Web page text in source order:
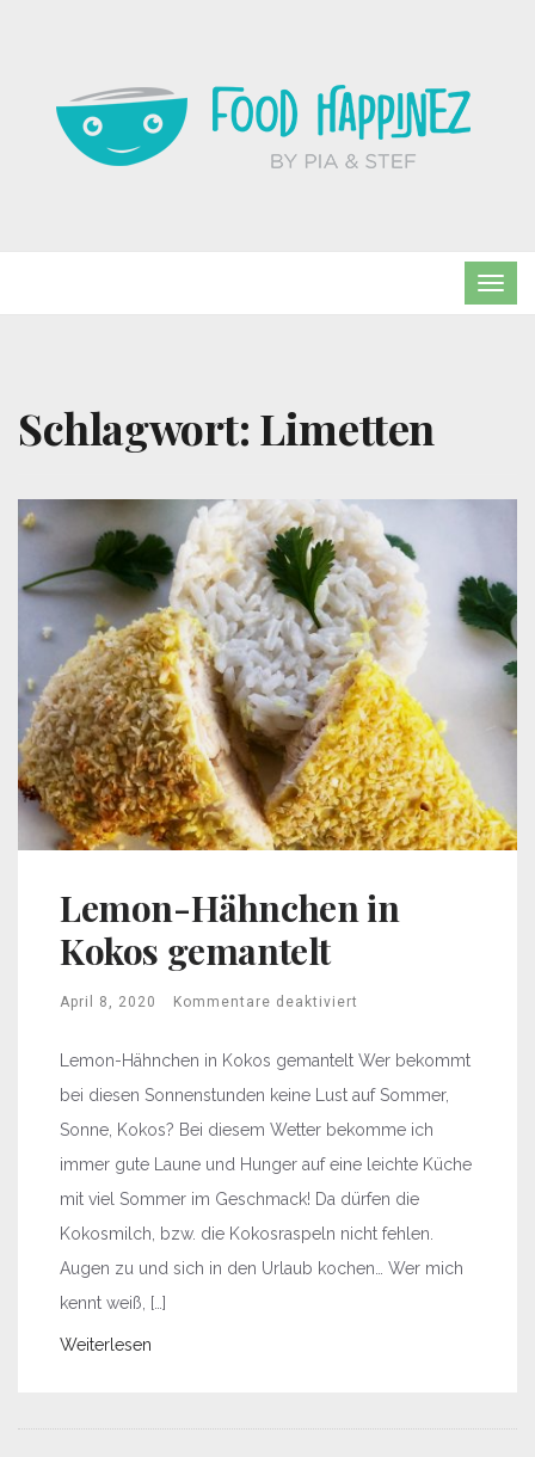
Schlagwort: Limetten
Lemon-Hähnchen in
Kokos gemantelt
April 8, 2020 Kommentare deaktiviert
Lemon-Hähnchen in Kokos gemantelt Wer bekommt
bei diesen Sonnenstunden keine Lust auf Sommer,
Sonne, Kokos? Bei diesem Wetter bekomme ich
immer gute Laune und Hunger auf eine leichte Küche
mit viel Sommer im Geschmack! Da dürfen die
Kokosmilch, bzw. die Kokosraspeln nicht fehlen.
Augen zu und sich in den Urlaub kochen… Wer mich
kennt weiß, […]
Weiterlesen